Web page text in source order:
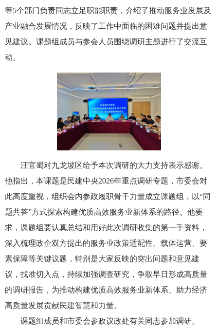
等5个部门负责同志立足职能职责，介绍了推动服务业发展及
产业融合发展情况，反映了工作中面临的困难问题并提出意
见建议。课题组成员与参会人员围绕调研主题进行了交流互
动。
汪官蜀对九龙坡区给予本次调研的大力支持表示感谢。
他指出，本课题是民建中央2026年重点调研专题，市委会对
此高度重视，组织会内参政履职骨干力量成立课题组，以“同
题共答”方式探索构建优质高效服务业新体系的路径。他要
求，课题组要认真总结和用好此次调研收集的第一手资料，
深入梳理政企双方提出的服务业政策适配性、载体运营、要
素保障等关键议题，特别是大家反映的突出问题和意见建
议，找准切入点，持续加强调查研究，争取早日形成高质量
的调研报告，为推动构建优质高效服务业新体系、助力经济
高质量发展贡献民建智慧和力量。
课题组成员和市委会参政议政处有关同志参加调研。